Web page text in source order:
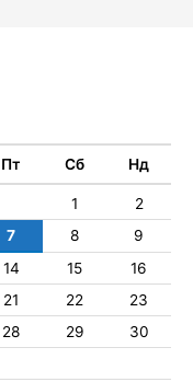
Пт Сб Нд
1
2
7 8
9
14 15
16
21 22
23
28 29
30